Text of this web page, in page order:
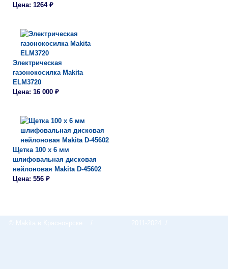
Цена: 1264 ₽
Электрическая
газонокосилка Makita
ELM3720
Цена: 16 000 ₽
Щетка 100 х 6 мм
шлифовальная дисковая
нейлоновая Makita D-45602
Цена: 556 ₽